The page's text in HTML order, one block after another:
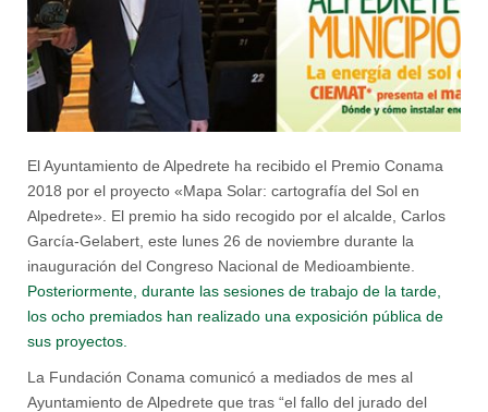
El Ayuntamiento de Alpedrete ha recibido el Premio Conama
2018 por el proyecto «Mapa Solar: cartografía del Sol en
Alpedrete». El premio ha sido recogido por el alcalde, Carlos
García-Gelabert, este lunes 26 de noviembre durante la
inauguración del Congreso Nacional de Medioambiente.
Posteriormente, durante las sesiones de trabajo de la tarde,
los ocho premiados han realizado una exposición pública de
sus proyectos.
La Fundación Conama comunicó a mediados de mes al
Ayuntamiento de Alpedrete que tras “el fallo del jurado del